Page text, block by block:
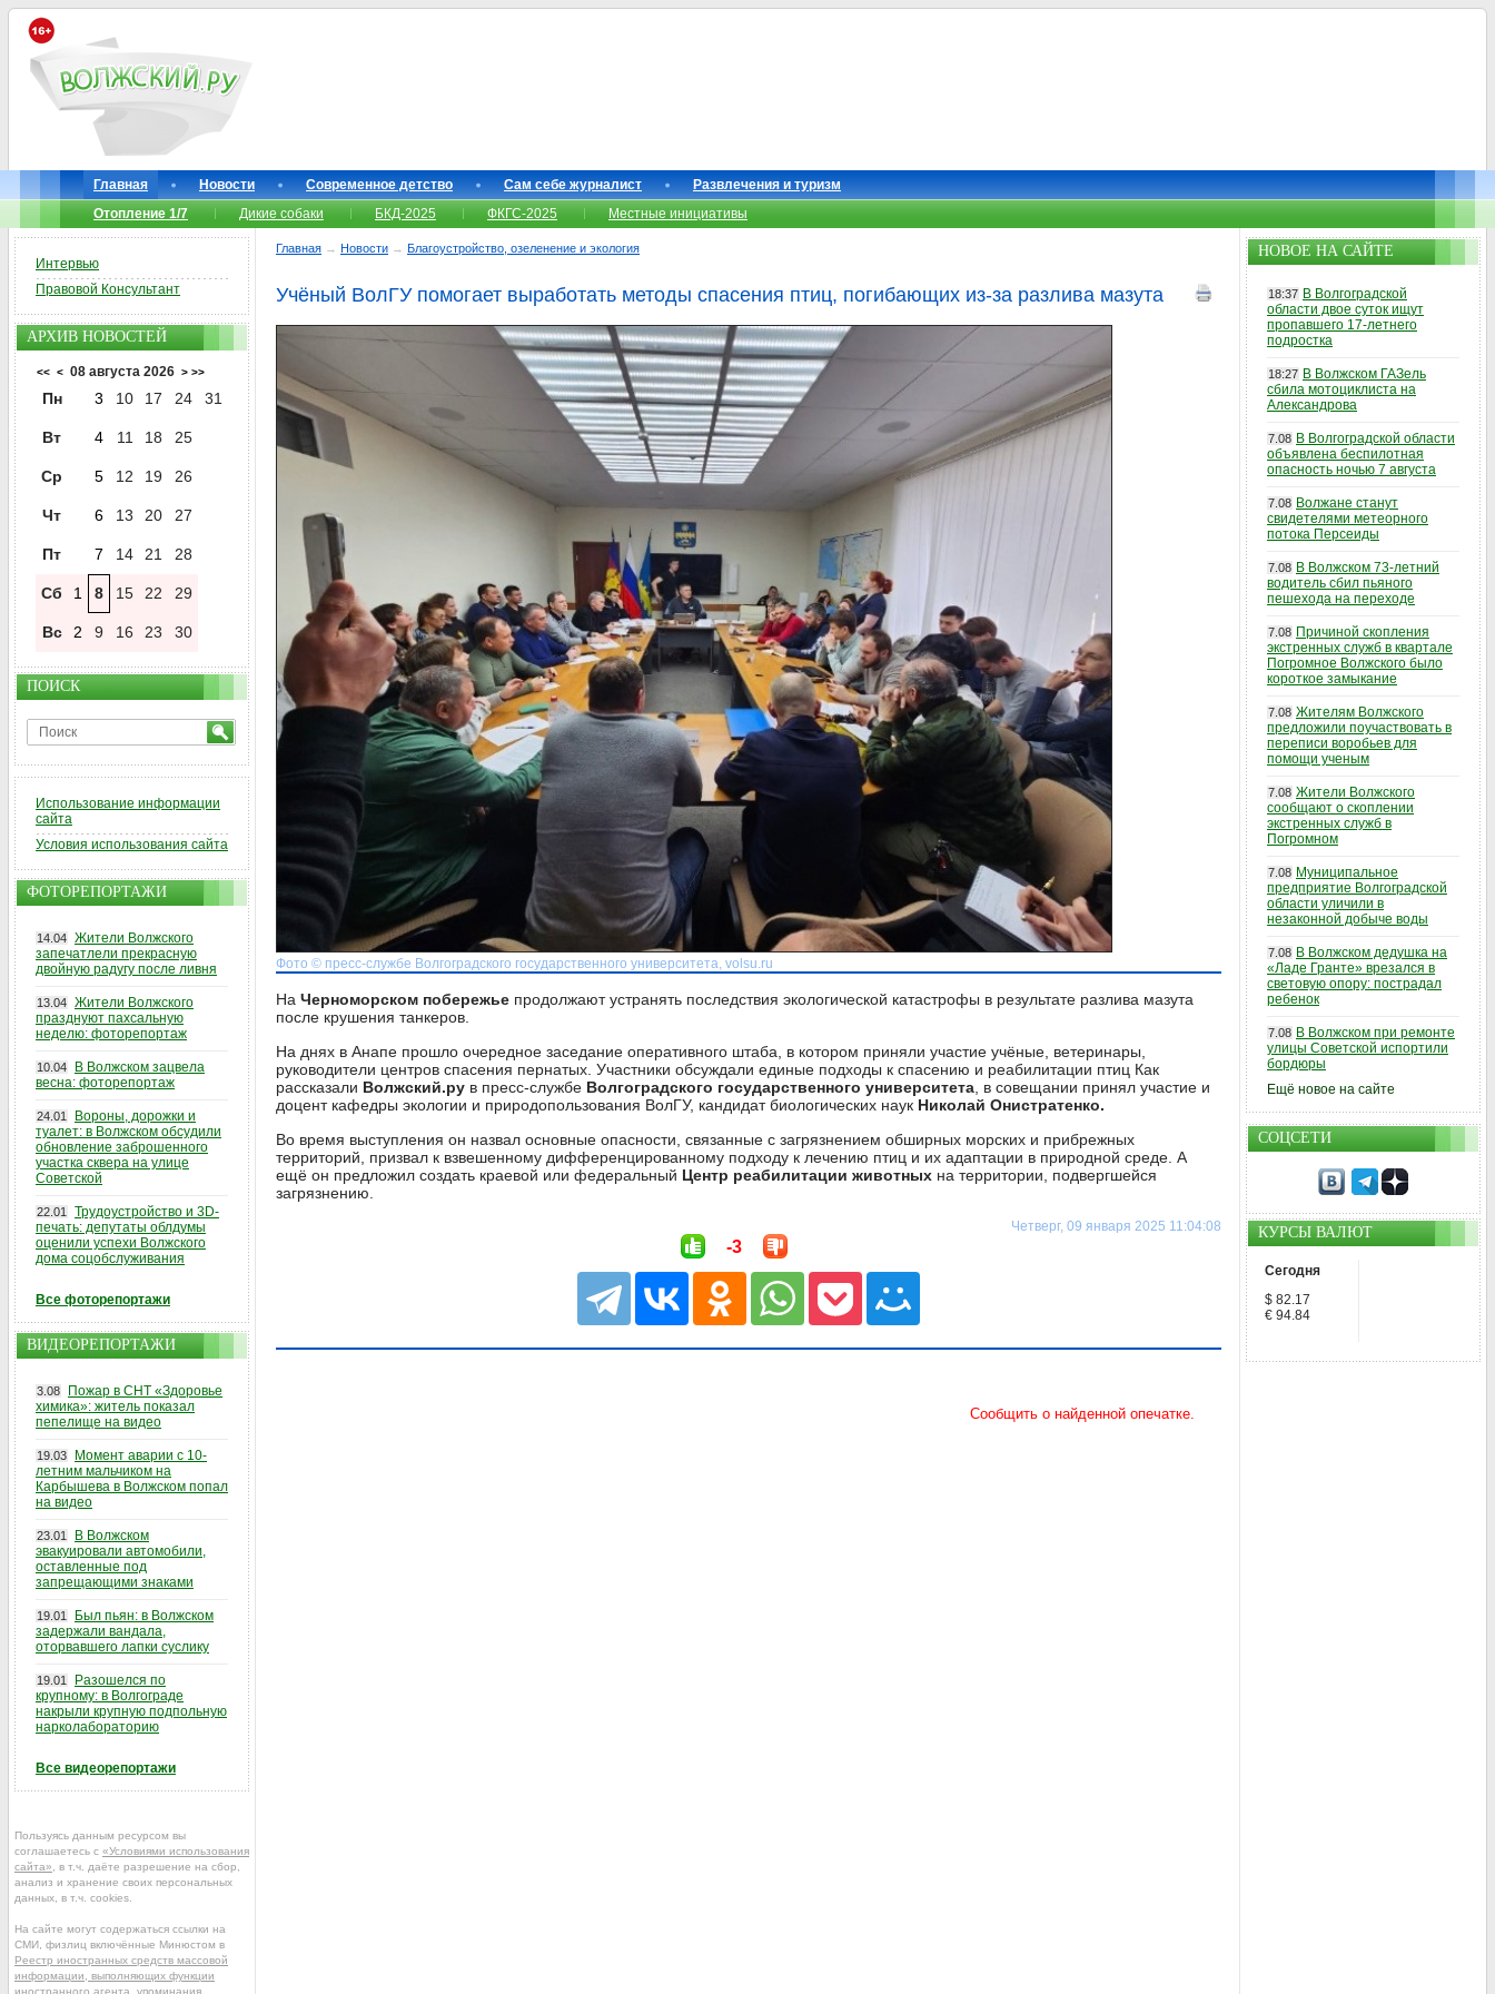
Главная Новости Современное детство Сам себе журналист
Развлечения и туризм
Отопление 1/7
Дикие собаки БКД-2025 ФКГС-2025 Местные инициативы
Главная → Новости → Благоустройство, озеленение и экология
Учёный ВолГУ помогает выработать методы спасения птиц, погибающих из-за разлива мазута
Фото © пресс-службе Волгоградского государственного университета, volsu.ru
На Черноморском побережье продолжают устранять последствия экологической катастрофы в результате разлива мазута
после крушения танкеров.
На днях в Анапе прошло очередное заседание оперативного штаба, в котором приняли участие учёные, ветеринары,
руководители центров спасения пернатых. Участники обсуждали единые подходы к спасению и реабилитации птиц Как
рассказали Волжский.ру в пресс-службе Волгоградского государственного университета , в совещании принял участие и
доцент кафедры экологии и природопользования ВолГУ, кандидат биологических наук Николай Онистратенко.
Во время выступления он назвал основные опасности, связанные с загрязнением обширных морских и прибрежных
территорий, призвал к взвешенному дифференцированному подходу к лечению птиц и их адаптации в природной среде. А
ещё он предложил создать краевой или федеральный Центр реабилитации животных на территории, подвергшейся
загрязнению.
Четверг, 09 января 2025 11:04:08
-3
Интервью
Правовой Консультант
АРХИВ НОВОСТЕЙ
<< < 08 августа 2026 > >>
Пн 3 10 17 24 31
Вт 4 11 18 25
Ср 5 12 19 26
Чт 6 13 20 27
Пт 7 14 21 28
Сб 1 8 15 22 29
Вс 2 9 16 23 30
ПОИСК
Использование информации
сайта
Условия использования сайта
ФОТОРЕПОРТАЖИ
14.04 Жители Волжского
запечатлели прекрасную
двойную радугу после ливня
13.04 Жители Волжского
празднуют пахсальную
неделю: фоторепортаж
10.04
В Волжском зацвела
весна: фоторепортаж
24.01
Вороны, дорожки и
туалет: в Волжском обсудили
обновление заброшенного
участка сквера на улице
Советской
22.01
Трудоустройство и 3D-
печать: депутаты облдумы
оценили успехи Волжского
дома соцобслуживания
Все фоторепортажи
ВИДЕОРЕПОРТАЖИ
3.08
Пожар в СНТ «Здоровье
химика»: житель показал
пепелище на видео
19.03
Момент аварии с 10-
летним мальчиком на
Карбышева в Волжском попал
на видео
23.01
В Волжском
эвакуировали автомобили,
оставленные под
запрещающими знаками
19.01
Был пьян: в Волжском
задержали вандала,
оторвавшего лапки суслику
19.01
Разошелся по
крупному: в Волгограде
накрыли крупную подпольную
нарколабораторию
Все видеорепортажи
Пользуясь данным ресурсом вы
соглашаетесь с «Условиями использования
сайта» , в т.ч. даёте разрешение на сбор,
анализ и хранение своих персональных
данных, в т.ч. cookies.
На сайте могут содержаться ссылки на
СМИ, физлиц включённые Минюстом в
Реестр иностранных средств массовой
информации, выполняющих функции
иностранного агента , упоминания
НОВОЕ НА САЙТЕ
18:37 В Волгоградской
области двое суток ищут
пропавшего 17-летнего
подростка
18:27 В Волжском ГАЗель
сбила мотоциклиста на
Александрова
7.08 В Волгоградской области
объявлена беспилотная
опасность ночью 7 августа
7.08 Волжане станут
свидетелями метеорного
потока Персеиды
7.08 В Волжском 73-летний
водитель сбил пьяного
пешехода на переходе
7.08 Причиной скопления
экстренных служб в квартале
Погромное Волжского было
короткое замыкание
7.08 Жителям Волжского
предложили поучаствовать в
переписи воробьев для
помощи ученым
7.08 Жители Волжского
сообщают о скоплении
экстренных служб в
Погромном
7.08 Муниципальное
предприятие Волгоградской
области уличили в
незаконной добыче воды
7.08 В Волжском дедушка на
«Ладе Гранте» врезался в
световую опору: пострадал
ребенок
7.08 В Волжском при ремонте
улицы Советской испортили
бордюры
Ещё новое на сайте
СОЦСЕТИ
КУРСЫ ВАЛЮТ
Сегодня
$ 82.17
€ 94.84